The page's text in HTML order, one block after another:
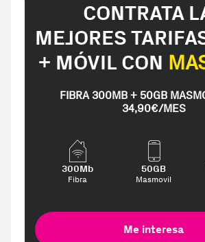
CONTRATA
MEJORES
+ MÓVIL CON
FIBRA 300MB + 50GB
34,90€/MES
300Mb
Fibra
50GB
Masmovil
Me interesa